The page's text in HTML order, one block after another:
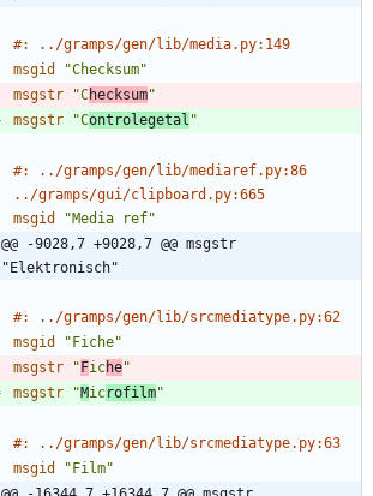
#: ../gramps/gen/lib/media.py:149
msgid
"Checksum"
msgstr
"Checksum"
msgstr
"Controlegetal "
#: ../gramps/gen/lib/mediaref.py:86
../gramps/gui/clipboard.py:665
msgid
"Media ref"
@@ -9028,7 +9028,7 @@ msgstr
"Elektronisch"
#: ../gramps/gen/lib/srcmediatype.py:62
msgid
"Fiche"
msgstr
" Fiche"
msgstr
"Microfilm"
#: ../gramps/gen/lib/srcmediatype.py:63
msgid
"Film"